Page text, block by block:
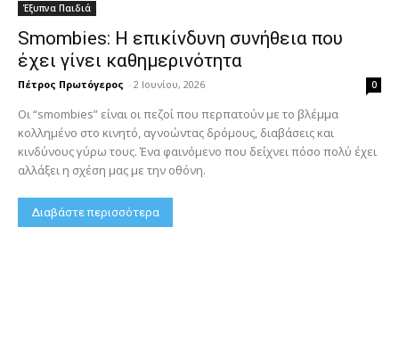
Έξυπνα Παιδιά
Smombies: Η επικίνδυνη συνήθεια που
έχει γίνει καθημερινότητα
Πέτρος Πρωτόγερος - 2 Ιουνίου, 2026 0
Οι “smombies” είναι οι πεζοί που περπατούν με το βλέμμα
κολλημένο στο κινητό, αγνοώντας δρόμους, διαβάσεις και
κινδύνους γύρω τους. Ένα φαινόμενο που δείχνει πόσο πολύ έχει
αλλάξει η σχέση μας με την οθόνη.
Διαβάστε περισσότερα